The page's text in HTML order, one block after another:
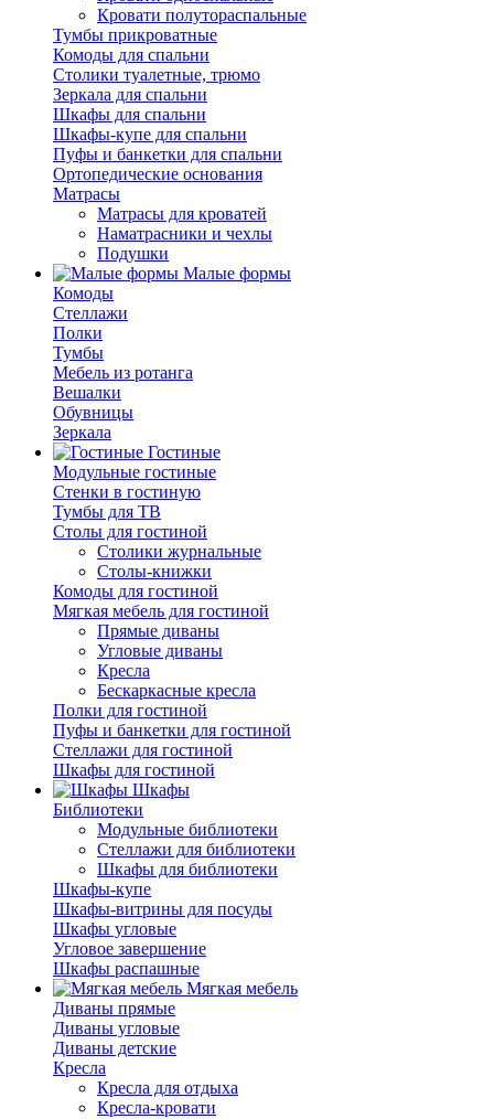
Кровати полутораспальные
Тумбы прикроватные
Комоды для спальни
Столики туалетные, трюмо
Зеркала для спальни
Шкафы для спальни
Шкафы-купе для спальни
Пуфы и банкетки для спальни
Ортопедические основания
Матрасы
Матрасы для кроватей
Наматрасники и чехлы
Подушки
Малые формы
Комоды
Стеллажи
Полки
Тумбы
Мебель из ротанга
Вешалки
Обувницы
Зеркала
Гостиные
Модульные гостиные
Стенки в гостиную
Тумбы для ТВ
Столы для гостиной
Столики журнальные
Столы-книжки
Комоды для гостиной
Мягкая мебель для гостиной
Прямые диваны
Угловые диваны
Кресла
Бескаркасные кресла
Полки для гостиной
Пуфы и банкетки для гостиной
Стеллажи для гостиной
Шкафы для гостиной
Шкафы
Библиотеки
Модульные библиотеки
Стеллажи для библиотеки
Шкафы для библиотеки
Шкафы-купе
Шкафы-витрины для посуды
Шкафы угловые
Угловое завершение
Шкафы распашные
Мягкая мебель
Диваны прямые
Диваны угловые
Диваны детские
Кресла
Кресла для отдыха
Кресла-кровати